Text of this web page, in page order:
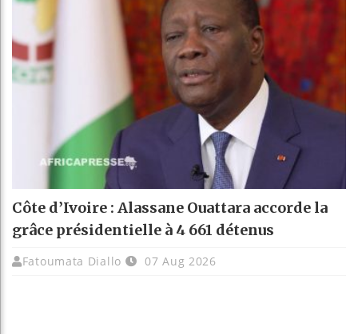
Côte d’Ivoire : Alassane Ouattara accorde la
grâce présidentielle à 4 661 détenus
Fatoumata Diallo 07 Aug 2026